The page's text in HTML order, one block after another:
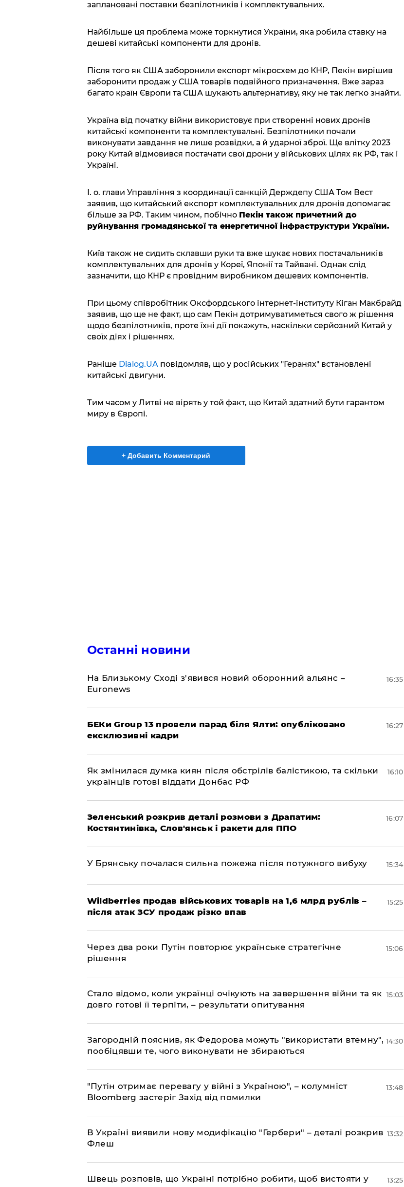
заплановані поставки безпілотників і комплектувальних.
Найбільше ця проблема може торкнутися України, яка робила ставку на
дешеві китайські компоненти для дронів.
Після того як США заборонили експорт мікросхем до КНР, Пекін вирішив
заборонити продаж у США товарів подвійного призначення. Вже зараз
багато країн Європи та США шукають альтернативу, яку не так легко знайти.
Україна від початку війни використовує при створенні нових дронів
китайські компоненти та комплектувальні. Безпілотники почали
виконувати завдання не лише розвідки, а й ударної зброї. Ще влітку 2023
року Китай відмовився постачати свої дрони у військових цілях як РФ, так і
Україні.
І. о. глави Управління з координації санкцій Держдепу США Том Вест
заявив, що китайський експорт комплектувальних для дронів допомагає
більше за РФ. Таким чином, побічно Пекін також причетний до
руйнування громадянської та енергетичної інфраструктури України.
Київ також не сидить склавши руки та вже шукає нових постачальників
комплектувальних для дронів у Кореї, Японії та Тайвані. Однак слід
зазначити, що КНР є провідним виробником дешевих компонентів.
При цьому співробітник Оксфордського інтернет-інституту Кіган Макбрайд
заявив, що ще не факт, що сам Пекін дотримуватиметься свого ж рішення
щодо безпілотників, проте їхні дії покажуть, наскільки серйозний Китай у
своїх діях і рішеннях.
Раніше Dialog.UAповідомляв, що у російських "Геранях" встановлені
китайські двигуни.
Тим часом у Литві не вірять у той факт, що Китай здатний бути гарантом
миру в Європі.
+ Добавить Комментарий
Останні новини
На Близькому Сході з'явився новий оборонний альянс –
Euronews
16:35
БЕКи Group 13 провели парад біля Ялти: опубліковано
ексклюзивні кадри
16:27
Як змінилася думка киян після обстрілів балістикою, та скільки
українців готові віддати Донбас РФ
16:10
Зеленський розкрив деталі розмови з Драпатим:
Костянтинівка, Слов'янськ і ракети для ППО
16:07
У Брянську почалася сильна пожежа після потужного вибуху 15:34
Wildberries продав військових товарів на 1,6 млрд рублів –
після атак ЗСУ продаж різко впав
15:25
Через два роки Путін повторює українське стратегічне
рішення
15:06
Стало відомо, коли українці очікують на завершення війни та як
довго готові її терпіти, – результати опитування
15:03
Загородній пояснив, як Федорова можуть "використати втемну",
пообіцявши те, чого виконувати не збираються
14:30
"Путін отримає перевагу у війні з Україною", – колумніст
Bloomberg застеріг Захід від помилки
13:48
В Україні виявили нову модифікацію "Гербери" – деталі розкрив
Флеш
13:32
Швець розповів, що Україні потрібно робити, щоб вистояти у
13:25